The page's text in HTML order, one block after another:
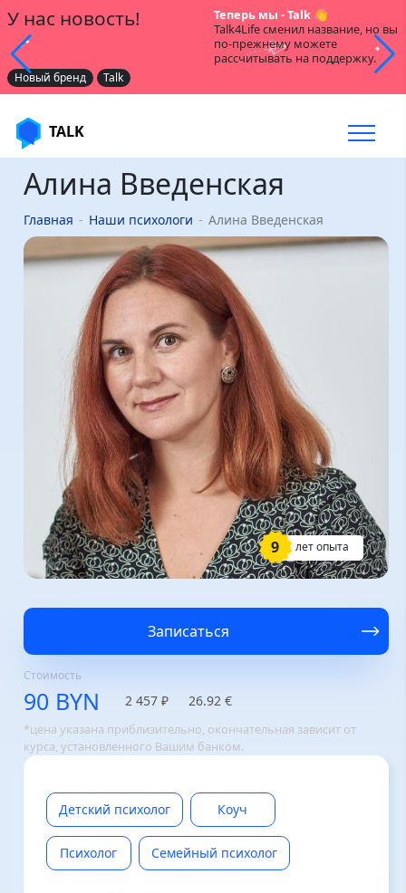
У нас новость!
Теперь мы - Talk 👋
Talk4Life сменил название, но вы
по-прежнему можете
рассчитывать на поддержку.
Новый бренд Talk
TALK
Алина Введенская
Главная Наши психологи Алина Введенская
9 лет опыта
Записаться
Стоимость
90 BYN 2 457 ₽ 26.92 €
*цена указана приблизительно, окончательная зависит от
курса, установленного Вашим банком.
Детский психолог Коуч
Психолог Семейный психолог